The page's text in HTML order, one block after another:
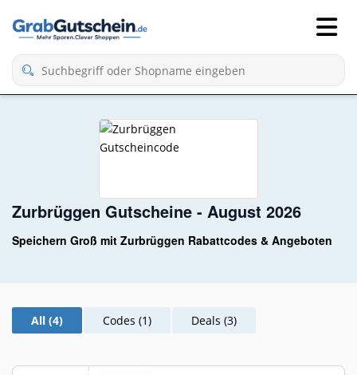
Zurbrüggen Gutscheine - August 2026
Speichern Groß mit Zurbrüggen Rabattcodes & Angeboten
All (4) Codes (1) Deals (3)